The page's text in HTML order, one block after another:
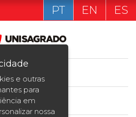
Graduação
e MBA
Duração
estudande
ser estudante
PT EN ES
AQUI
e outras
para
em
nossa